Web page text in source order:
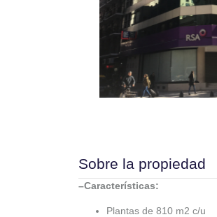
Sobre la propiedad
–Características:
Plantas de 810 m2 c/u